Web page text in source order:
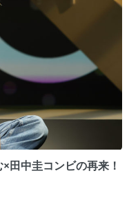
田中圭コンビの再来！